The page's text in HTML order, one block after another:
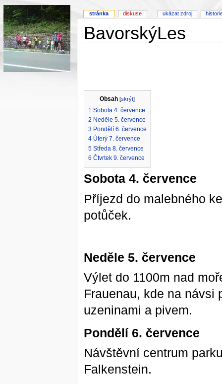
BavorskýLes
Obsah [skrýt]
1 Sobota 4. července
2 Neděle 5. července
3 Pondělí 6. července
4 Úterý 7. července
5 Středa 8. července
6 Čtvrtek 9. července
Sobota 4. července
Příjezd do malebného
potůček.
Neděle 5. července
Výlet do 1100m nad
Frauenau, kde na návsi
uzeninami a pivem.
Pondělí 6. července
Návštěvní centrum
Falkenstein.
stránka diskuse ukázat zdroj